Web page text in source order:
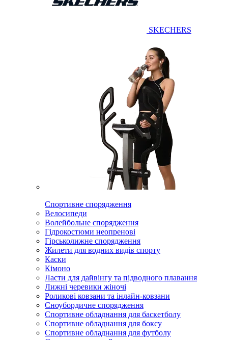
SKECHERS
Спортивне спорядження
Велосипеди
Волейбольне спорядження
Гідрокостюми неопренові
Гірськолижне спорядження
Жилети для водних видів спорту
Каски
Кімоно
Ласти для дайвінгу та підводного плавання
Лижні черевики жіночі
Роликові ковзани та інлайн-ковзани
Сноубордичне спорядження
Спортивне обладнання для баскетболу
Спортивне обладнання для боксу
Спортивне обладнання для футболу